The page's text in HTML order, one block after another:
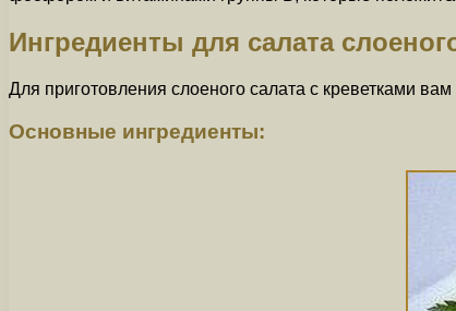
Ингредиенты для салата
Для приготовления слоеного салата с креветками
Основные ингредиенты: